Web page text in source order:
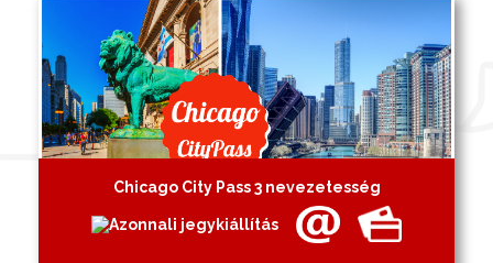
Chicago City Pass 3 nevezetesség